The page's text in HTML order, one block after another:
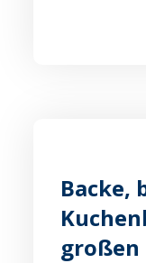
Backe,
großen